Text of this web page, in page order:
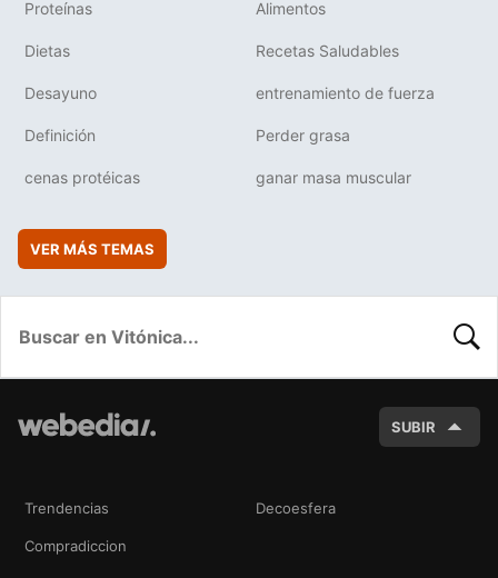
Proteínas Alimentos
Dietas Recetas Saludables
Desayuno entrenamiento de fuerza
Definición Perder grasa
cenas protéicas ganar masa muscular
VER MÁS TEMAS
SUBIR
Trendencias Decoesfera
Compradiccion